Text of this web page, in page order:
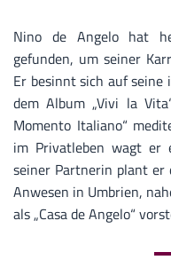
Nino de Angelo hat
gefunden, um seiner
Er besinnt sich auf
dem Album „Vivi la
Momento Italiano“
im Privatleben wagt er
seiner Partnerin plant er
Anwesen in Umbrien,
als „Casa de Angelo“